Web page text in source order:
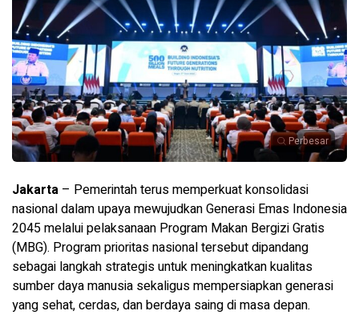
Perbesar
Jakarta – Pemerintah terus memperkuat konsolidasi
nasional dalam upaya mewujudkan Generasi Emas Indonesia
2045 melalui pelaksanaan Program Makan Bergizi Gratis
(MBG). Program prioritas nasional tersebut dipandang
sebagai langkah strategis untuk meningkatkan kualitas
sumber daya manusia sekaligus mempersiapkan generasi
yang sehat, cerdas, dan berdaya saing di masa depan.